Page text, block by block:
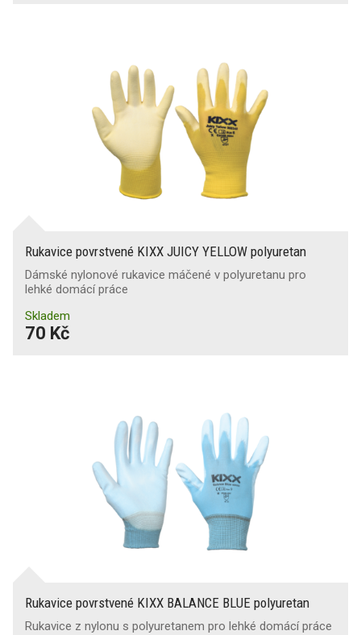
Rukavice povrstvené KIXX JUICY YELLOW polyuretan
Dámské nylonové rukavice máčené v polyuretanu pro
lehké domácí práce
Skladem
70 Kč
Rukavice povrstvené KIXX BALANCE BLUE polyuretan
Rukavice z nylonu s polyuretanem pro lehké domácí práce